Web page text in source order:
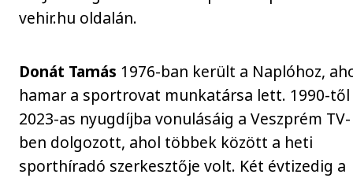
vehir.hu oldalán.
Donát Tamás 1976-ban került a Naplóhoz,
hamar a sportrovat munkatársa lett. 1990-től
2023-as nyugdíjba vonulásáig a Veszprém TV-
ben dolgozott, ahol többek között a heti
sporthíradó szerkesztője volt. Két évtizedig a